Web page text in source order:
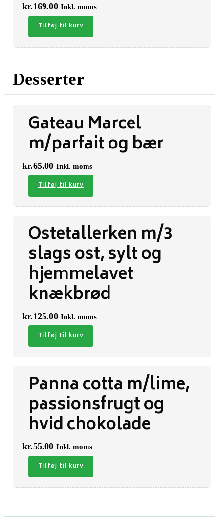
kr.169.00 Inkl. moms
Tilføj til kurv
Desserter
Gateau Marcel
m/parfait og bær
kr.65.00 Inkl. moms
Tilføj til kurv
Ostetallerken m/3
slags ost, sylt og
hjemmelavet
knækbrød
kr.125.00 Inkl. moms
Tilføj til kurv
Panna cotta m/lime,
passionsfrugt og
hvid chokolade
kr.55.00 Inkl. moms
Tilføj til kurv